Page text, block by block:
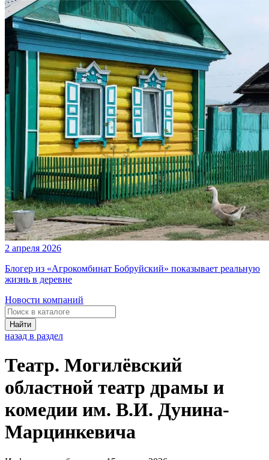
2 апреля 2026
Блогер из «Агрокомбинат Бобруйский» показывает реальную
жизнь в деревне
Новости компаний
Найти
назад в раздел
Театр. Могилёвский
областной театр драмы и
комедии им. В.И. Дунина-
Марцинкевича